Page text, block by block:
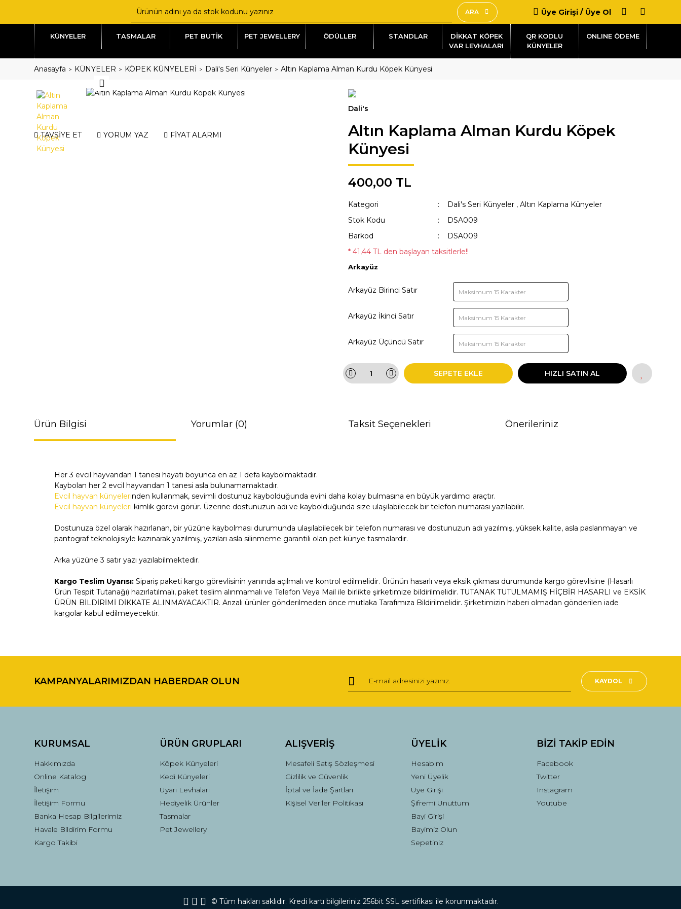
ARA Üye Girişi / Üye Ol
KÜNYELER TASMALAR PET BUTİK PET JEWELLERY ÖDÜLLER STANDLAR
DİKKAT KÖPEK
VAR LEVHALARI
QR KODLU
KÜNYELER
Anasayfa KÜNYELER KÖPEK KÜNYELERİ Dali's Seri Künyeler Altın Kaplama Alman Kurdu Köpek Künyesi
TAVSİYE ET YORUM YAZ FİYAT ALARMI
Dali's
Altın Kaplama Alman Kurdu Köpek
Künyesi
400,00 TL
Kategori Dali's Seri Künyeler , Altın Kaplama Künyeler
Stok Kodu
DSA009
Barkod
DSA009
* 41,44 TL den başlayan taksitlerle!!
Arkayüz
Arkayüz Birinci Satır
Arkayüz İkinci Satır
Arkayüz Üçüncü Satır
SEPETE EKLE HIZLI SATIN AL
Ürün Bilgisi Yorumlar (0) Taksit Seçenekleri Önerileriniz
Her 3 evcil hayvandan 1 tanesi hayatı boyunca en az 1 defa kaybolmaktadır.
Kaybolan her 2 evcil hayvandan 1 tanesi asla bulunamamaktadır.
Evcil hayvan künyelerinden kullanmak, sevimli dostunuz kaybolduğunda evini daha kolay bulmasına en büyük yardımcı araçtır.
Evcil hayvan künyeleri kimlik görevi görür. Üzerine dostunuzun adı ve kaybolduğunda size ulaşılabilecek bir telefon numarası yazılabilir.
Dostunuza özel olarak hazırlanan, bir yüzüne kaybolması durumunda ulaşılabilecek bir telefon numarası ve dostunuzun adı yazılmış, yüksek kalite, asla paslanmayan ve
pantograf teknolojisiyle kazınarak yazılmış, yazıları asla silinmeme garantili olan pet künye tasmalardır.
Arka yüzüne 3 satır yazı yazılabilmektedir.
Kargo Teslim Uyarısı: Sipariş paketi kargo görevlisinin yanında açılmalı ve kontrol edilmelidir. Ürünün hasarlı veya eksik çıkması durumunda kargo görevlisine (Hasarlı
Ürün Tespit Tutanağı) hazırlatılmalı, paket teslim alınmamalı ve Telefon Veya Mail ile birlikte şirketimize bildirilmelidir. TUTANAK TUTULMAMIŞ HİÇBİR HASARLI ve EKSİK
ÜRÜN BİLDİRİMİ DİKKATE ALINMAYACAKTIR. Arızalı ürünler gönderilmeden önce mutlaka Tarafımıza Bildirilmelidir. Şirketimizin haberi olmadan gönderilen iade
kargolar kabul edilmeyecektir.
Yorum Yaz
Görüş ve önerileriniz için teşekkür ederiz.
Ürün resmi kalitesiz, bozuk veya görüntülenemiyor.
Ürün bilgilerinde hatalar bulunuyor.
Bu ürüne benzer farklı alternatifler olmalı.
Gönder
KAMPANYALARIMIZDAN HABERDAR OLUN KAYDOL
KURUMSAL
Hakkımızda
Online Katalog
İletişim
İletişim Formu
Banka Hesap Bilgilerimiz
Havale Bildirim Formu
Kargo Takibi
ÜRÜN GRUPLARI
Köpek Künyeleri
Kedi Künyeleri
Uyarı Levhaları
Hediyelik Ürünler
Tasmalar
Pet Jewellery
ALIŞVERİŞ
Mesafeli Satış Sözleşmesi
Gizlilik ve Güvenlik
İptal ve İade Şartları
Kişisel Veriler Politikası
ÜYELİK
Hesabım
Yeni Üyelik
Üye Girişi
Şifremi Unuttum
Bayi Girişi
Bayimiz Olun
Sepetiniz
BİZİ TAKİP EDİN
Facebook
Twitter
Instagram
Youtube
© Tüm hakları saklıdır. Kredi kartı bilgileriniz 256bit SSL sertifikası ile korunmaktadır.